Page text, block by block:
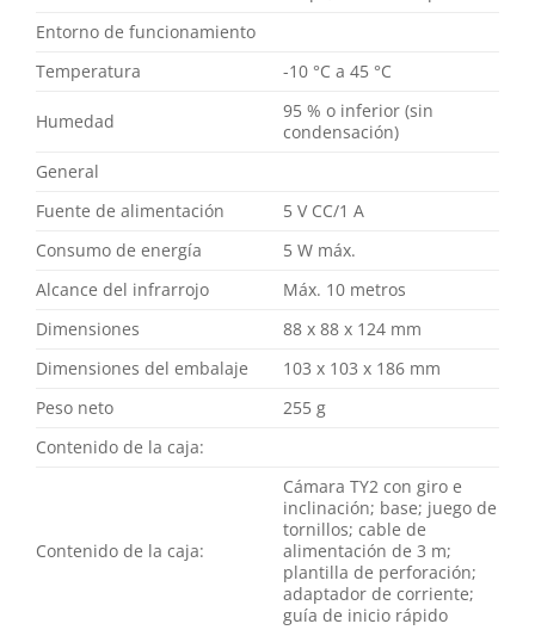
Entorno de funcionamiento
Temperatura
-10 °C a 45 °C
Humedad
95 % o inferior (sin
condensación)
General
Fuente de alimentación
5 V CC/1 A
Consumo de energía
5 W máx.
Alcance del infrarrojo
Máx. 10 metros
Dimensiones
88 x 88 x 124 mm
Dimensiones del embalaje
103 x 103 x 186 mm
Peso neto
255 g
Contenido de la caja:
Contenido de la caja:
Cámara TY2 con giro e
inclinación; base; juego de
tornillos; cable de
alimentación de 3 m;
plantilla de perforación;
adaptador de corriente;
guía de inicio rápido